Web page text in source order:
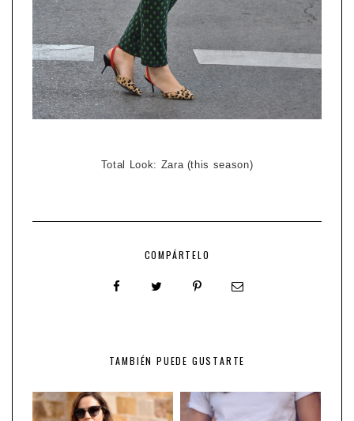
Total Look: Zara (this season)
COMPÁRTELO
TAMBIÉN PUEDE GUSTARTE